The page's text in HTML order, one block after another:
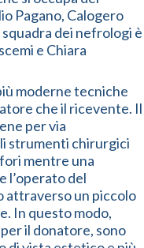
Pagano, Calogero
dei nefrologi è
e Chiara
moderne tecniche
che il ricevente. Il
per via
strumenti chirurgici
mentre una
l’operato del
attraverso un piccolo
In questo modo,
il donatore, sono